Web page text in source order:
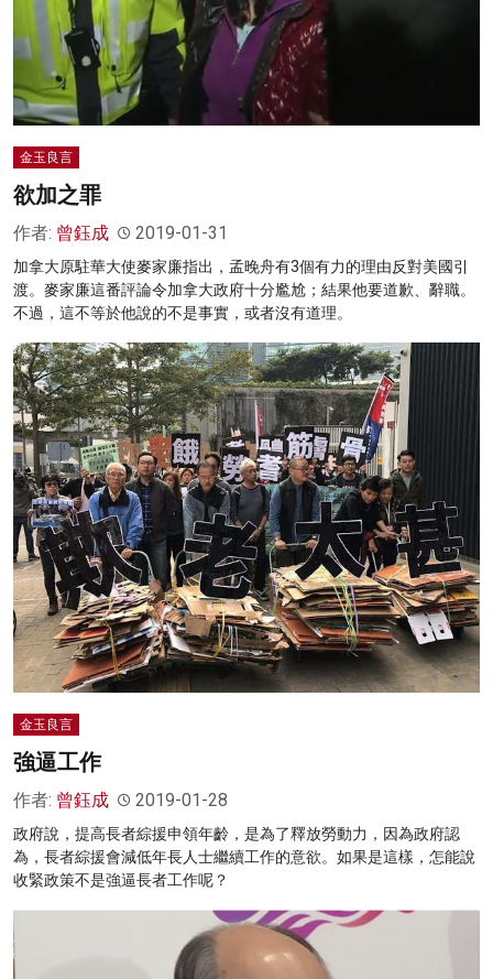
金玉良言
欲加之罪
作者: 曾鈺成 2019-01-31
加拿大原駐華大使麥家廉指出，孟晚舟有3個有力的理由反對美國引
渡。麥家廉這番評論令加拿大政府十分尷尬；結果他要道歉、辭職。
不過，這不等於他說的不是事實，或者沒有道理。
金玉良言
強逼工作
作者: 曾鈺成 2019-01-28
政府說，提高長者綜援申領年齡，是為了釋放勞動力，因為政府認
為，長者綜援會減低年長人士繼續工作的意欲。如果是這樣，怎能說
收緊政策不是強逼長者工作呢？